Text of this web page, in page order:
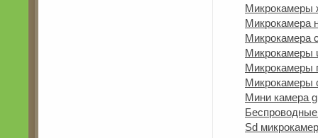
Микрокамеры
Микрокамера
Микрокамера
Микрокамеры
Микрокамеры
Микрокамеры
Мини камера
Sd